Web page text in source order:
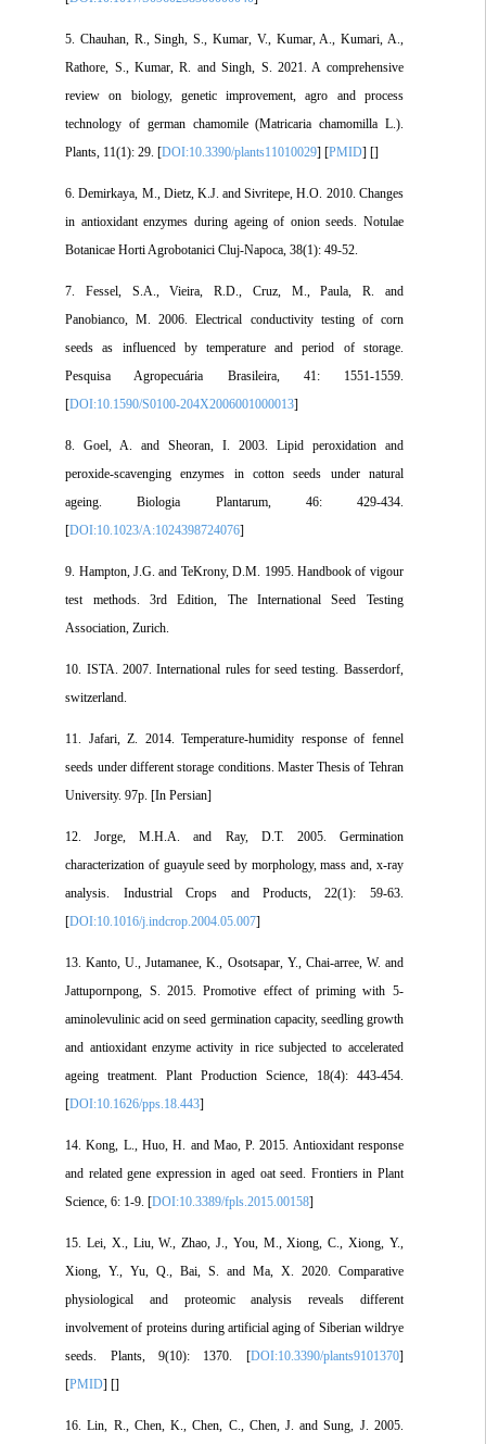
5. Chauhan, R., Singh, S., Kumar, V., Kumar, A., Kumari, A.,
Rathore, S., Kumar, R. and Singh, S. 2021. A comprehensive
review on biology, genetic improvement, agro and process
technology of german chamomile (Matricaria chamomilla L.).
Plants, 11(1): 29. [DOI:10.3390/plants11010029] [PMID] [
6. Demirkaya, M., Dietz, K.J. and Sivritepe, H.O. 2010. Changes
in antioxidant enzymes during ageing of onion seeds. Notulae
Botanicae Horti Agrobotanici Cluj-Napoca, 38(1): 49-52.
7. Fessel, S.A., Vieira, R.D., Cruz, M., Paula, R. and
Panobianco, M. 2006. Electrical conductivity testing of corn
seeds as influenced by temperature and period of storage.
Pesquisa Agropecuária Brasileira, 41: 1551-1559.
[DOI:10.1590/S0100-204X2006001000013
8. Goel, A. and Sheoran, I. 2003. Lipid peroxidation and
peroxide-scavenging enzymes in cotton seeds under natural
ageing. Biologia Plantarum, 46: 429-434.
[DOI:10.1023/A:1024398724076
9. Hampton, J.G. and TeKrony, D.M. 1995. Handbook of vigour
test methods. 3rd Edition, The International Seed Testing
Association, Zurich.
10. ISTA. 2007. International rules for seed testing. Basserdorf,
switzerland.
11. Jafari, Z. 2014. Temperature-humidity response of fennel
seeds under different storage conditions. Master Thesis of Tehran
University. 97p. [In Persian]
12. Jorge, M.H.A. and Ray, D.T. 2005. Germination
characterization of guayule seed by morphology, mass and, x-ray
analysis. Industrial Crops and Products, 22(1): 59-63.
[DOI:10.1016/j.indcrop.2004.05.007
13. Kanto, U., Jutamanee, K., Osotsapar, Y., Chai-arree, W. and
Jattupornpong, S. 2015. Promotive effect of priming with 5-
aminolevulinic acid on seed germination capacity, seedling growth
and antioxidant enzyme activity in rice subjected to accelerated
ageing treatment. Plant Production Science, 18(4): 443-454.
[DOI:10.1626/pps.18.443
14. Kong, L., Huo, H. and Mao, P. 2015. Antioxidant response
and related gene expression in aged oat seed. Frontiers in Plant
Science, 6: 1-9. [DOI:10.3389/fpls.2015.00158
15. Lei, X., Liu, W., Zhao, J., You, M., Xiong, C., Xiong, Y.,
Xiong, Y., Yu, Q., Bai, S. and Ma, X. 2020. Comparative
physiological and proteomic analysis reveals different
involvement of proteins during artificial aging of Siberian wildrye
seeds. Plants, 9(10): 1370. [DOI:10.3390/plants9101370
[PMID] [
16. Lin, R., Chen, K., Chen, C., Chen, J. and Sung, J. 2005.